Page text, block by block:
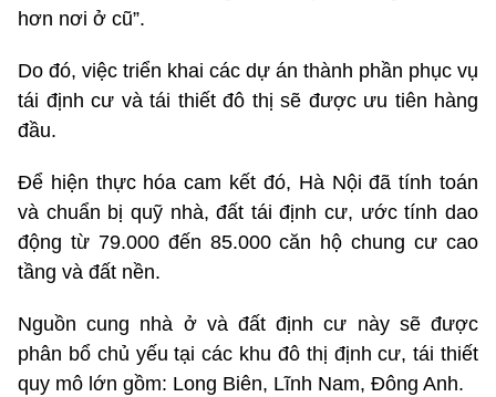
hơn nơi ở cũ”.
Do đó, việc triển khai các dự án thành phần phục vụ
tái định cư và tái thiết đô thị sẽ được ưu tiên hàng
đầu.
Để hiện thực hóa cam kết đó, Hà Nội đã tính toán
và chuẩn bị quỹ nhà, đất tái định cư, ước tính dao
động từ 79.000 đến 85.000 căn hộ chung cư cao
tầng và đất nền.
Nguồn cung nhà ở và đất định cư này sẽ được
phân bổ chủ yếu tại các khu đô thị định cư, tái thiết
quy mô lớn gồm: Long Biên, Lĩnh Nam, Đông Anh.